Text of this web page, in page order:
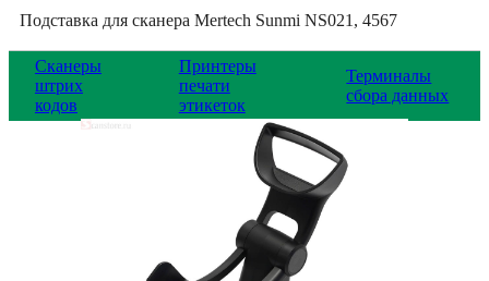
Подставка для сканера Mertech Sunmi NS021, 4567
Сканеры
штрих
кодов
Принтеры
печати
этикеток
Терминалы
сбора данных